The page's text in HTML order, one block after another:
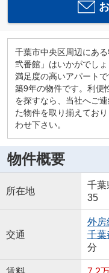
千葉市中央区周辺にあ
弐番館」はいかがでし
満足度の高いアパート
築9年の物件です。利便
を探すなら、当社へご
た物件を取り揃えてお
わせ下さい。
物件概要
所在地
千葉
35
交通
外房
千葉
分